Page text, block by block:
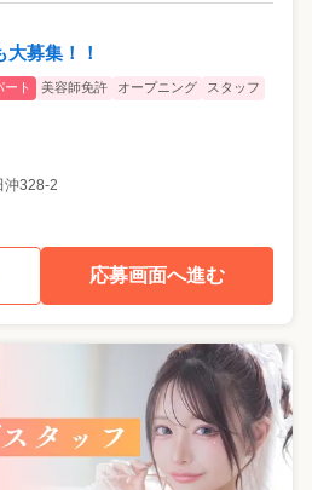
募集！！
ト 美容師免許 オープニング
スタッフ
沖328-2
応募画面へ進む